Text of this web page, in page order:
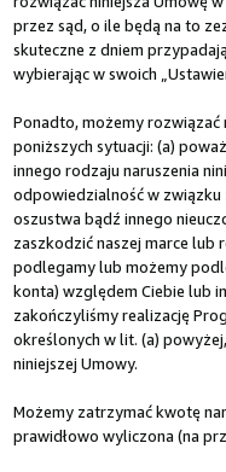
przez sąd, o ile będą na to
skuteczne z dniem
wybierając w swoich
Ponadto, możemy
poniższych sytuacji: (a)
innego rodzaju naruszenia
odpowiedzialność w związku
oszustwa bądź innego
zaszkodzić naszej marce lub
podlegamy lub możemy
konta) względem Ciebie lub
zakończyliśmy realizację
określonych w lit. (a)
niniejszej Umowy.
Możemy zatrzymać kwotę
prawidłowo wyliczona (na